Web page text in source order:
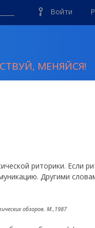
Войти
МЕНЯЙСЯ!
риторики. Если
Другими
обзоров. М.,1987